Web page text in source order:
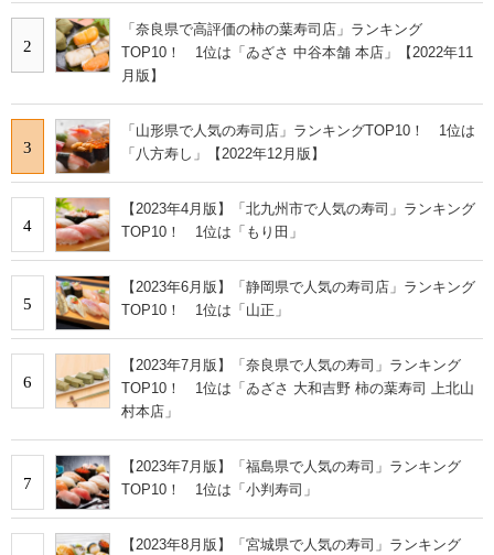
2
「奈良県で高評価の柿の葉寿司店」ランキング
TOP10！ 1位は「ゐざさ 中谷本舗 本店」【2022年11
月版】
3
「山形県で人気の寿司店」ランキングTOP10！ 1位は
「八方寿し」【2022年12月版】
4
【2023年4月版】「北九州市で人気の寿司」ランキング
TOP10！ 1位は「もり田」
5
【2023年6月版】「静岡県で人気の寿司店」ランキング
TOP10！ 1位は「山正」
6
【2023年7月版】「奈良県で人気の寿司」ランキング
TOP10！ 1位は「ゐざさ 大和吉野 柿の葉寿司 上北山
村本店」
7
【2023年7月版】「福島県で人気の寿司」ランキング
TOP10！ 1位は「小判寿司」
【2023年8月版】「宮城県で人気の寿司」ランキング